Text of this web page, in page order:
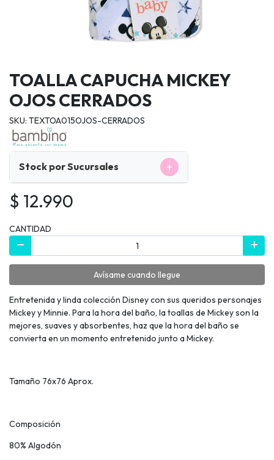
TOALLA CAPUCHA MICKEY
OJOS CERRADOS
SKU: TEXTOA015OJOS-CERRADOS
Stock por Sucursales +
$ 12.990
CANTIDAD
Avísame cuando llegue
Entretenida y linda colección Disney con sus queridos personajes
Mickey y Minnie. Para la hora del baño, la toallas de Mickey son la
mejores, suaves y absorbentes, haz que la hora del baño se
convierta en un momento entretenido junto a Mickey.
Tamaño 76x76 Aprox.
Composición
80% Algodón